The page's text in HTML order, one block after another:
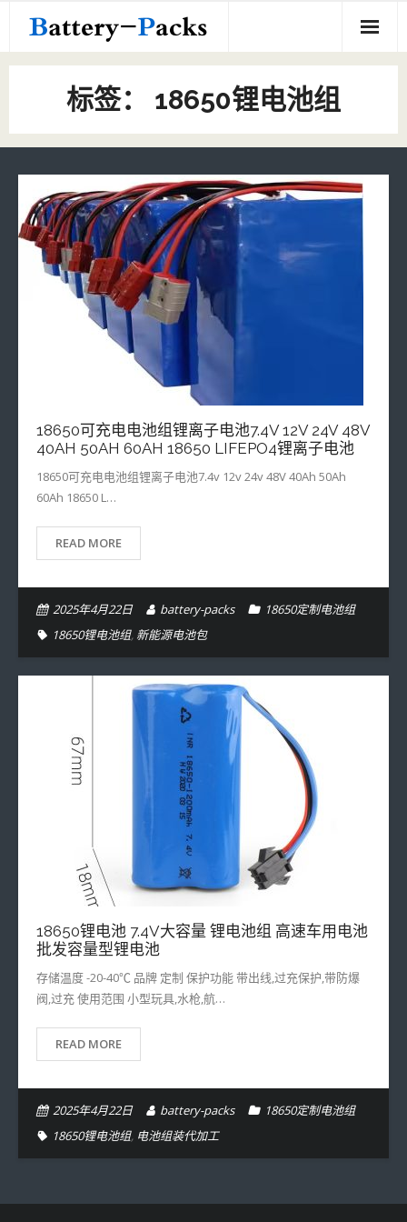
content
Home
18650定制电池组
定制电池组
- 18650定制电池组
- 其他定制电池组
- 10440定制电池组
- 21700定制电池组
- 16350定制电池组
- 16650定制电池组
- 18350定制电池组
- 13310定制电池组
- 14280定制电池组
- 14430定制电池组
- 32650定制电池组
- 16340定制电池组
- 33140定制电池组
关于我们
联系我们
标签： 18650锂电池组
18650可充电电池组锂离子电池7.4V 12V 24V 48V
40AH 50AH 60AH 18650 LIFEPO4锂离子电池
18650可充电电池组锂离子电池7.4v 12v 24v 48V 40Ah 50Ah
60Ah 18650 L…
READ MORE
2025年4月22日 battery-packs
18650定制电池组
18650锂电池组, 新能源电池包
18650锂电池 7.4V大容量 锂电池组 高速车用电池
批发容量型锂电池
存储温度 -20-40℃ 品牌 定制 保护功能 带出线,过充保护,带防爆
阀,过充 使用范围 小型玩具,水枪,航…
READ MORE
2025年4月22日 battery-packs
18650定制电池组
18650锂电池组, 电池组装代加工